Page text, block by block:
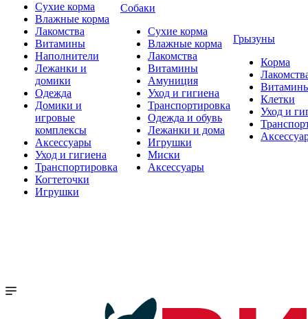
Сухие корма
Влажные корма
Лакомства
Витамины
Наполнители
Лежанки и
домики
Одежда
Домики и
игровые
комплексы
Аксессуары
Уход и гигиена
Транспортировка
Когтеточки
Игрушки
Собаки
Сухие корма
Влажные корма
Лакомства
Витамины
Амуниция
Уход и гигиена
Транспортировка
Одежда и обувь
Лежанки и дома
Игрушки
Миски
Аксессуары
Грызуны
Корма
Клетки
Уход и